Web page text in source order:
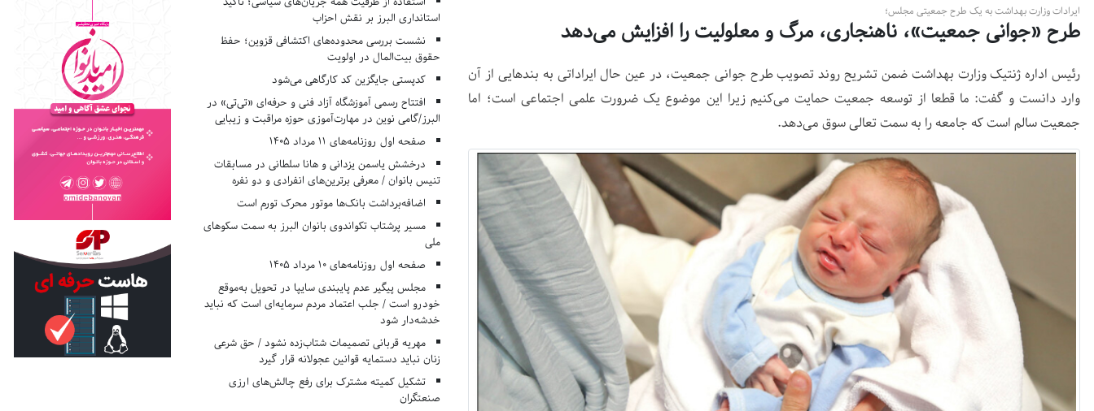
ایرادات وزارت بهداشت به یک طرح جمعیتی مجلس؛
طرح «جوانی جمعیت»، ناهنجاری، مرگ و معلولیت را افزایش می‌دهد
رئیس اداره ژنتیک وزارت بهداشت ضمن تشریح روند تصویب طرح جوانی جمعیت، در عین حال ایراداتی به بندهایی از آن
وارد دانست و گفت: ما قطعا از توسعه جمعیت حمایت می‌کنیم زیرا این موضوع یک ضرورت علمی اجتماعی است؛ اما
جمعیت سالم است که جامعه را به سمت تعالی سوق می‌دهد.
استانداری البرز بر نقش احزاب
نشست بررسی محدوده‌های اکتشافی قزوین؛ حفظ
حقوق بیت‌المال در اولویت
کدپستی جایگزین کد کارگاهی می‌شود
افتتاح رسمی آموزشگاه آزاد فنی و حرفه‌ای «تی‌تی» در
البرز/گامی نوین در مهارت‌آموزی حوزه مراقبت و زیبایی
صفحه اول روزنامه‌های 11 مرداد 1405
درخشش یاسمن یزدانی و هانا سلطانی در مسابقات
تنیس بانوان / معرفی برترین‌های انفرادی و دو نفره
اضافه‌برداشت بانک‌ها موتور محرک تورم است
مسیر پرشتاب تکواندوی بانوان البرز به سمت سکوهای
ملی
صفحه اول روزنامه‌های 10 مرداد 1405
مجلس پیگیر عدم پایبندی سایپا در تحویل به‌موقع
خودرو است / جلب اعتماد مردم سرمایه‌ای است که نباید
خدشه‌دار شود
مهریه قربانی تصمیمات شتاب‌زده نشود / حق شرعی
زنان نباید دستمایه قوانین عجولانه قرار گیرد
تشکیل کمیته مشترک برای رفع چالش‌های ارزی
صنعتگران